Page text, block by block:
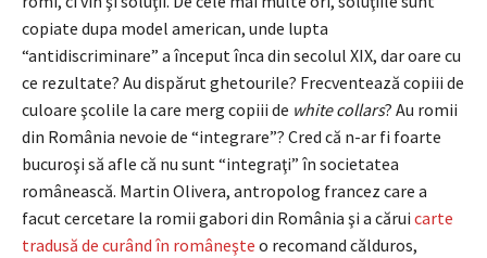
copiate dupa model american, unde lupta
“antidiscriminare” a început înca din secolul XIX, dar oare cu
ce rezultate? Au dispărut ghetourile? Frecventează copiii de
culoare şcolile la care merg copiii de white collars? Au romii
din România nevoie de “integrare”? Cred că n-ar fi foarte
bucuroşi să afle că nu sunt “integraţi” în societatea
românească. Martin Olivera, antropolog francez care a
facut cercetare la romii gabori din România şi a cărui carte
tradusă de curând în româneşte o recomand călduros,